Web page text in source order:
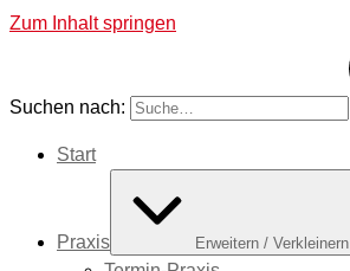
Zum Inhalt springen
Suchen nach:
Start
Praxis Erweitern / Verkleinern